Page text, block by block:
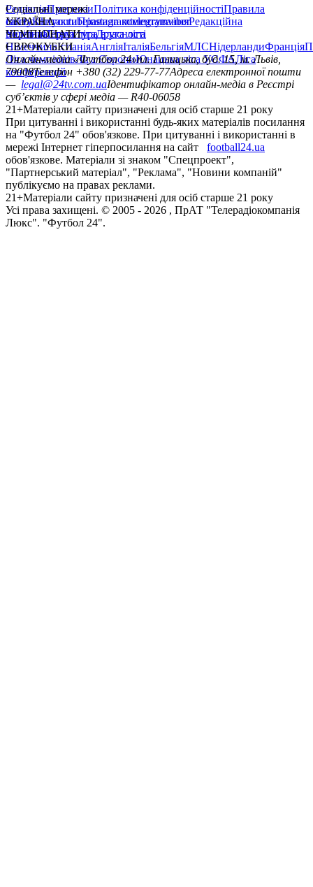
РедакціяПрогнозиПолітика конфіденційностіПравила
сайтуКонтактиПравила коментуванняРедакційна
політикаСтруктура власності
Соціальні мережі
facebookxyoutubeinstagramtelegramviber
УКРАЇНА
УкраїнаПерша лігаДруга ліга
ЧЕМПІОНАТИ
НімеччинаІспаніяАнгліяІталіяБельгіяМЛСНідерландиФранція
ЄВРОКУБКИ
Ліга чемпіонівЛіга ЄвропиЮнацька ліга УЄФАЛіга
конференцій
Онлайн-медіа «Футбол 24»пл. Галицька, буд. 15, м. Львів,
79008Телефон +380 (32) 229-77-77Адреса електронної пошти
— legal@24tv.com.uaІдентифікатор онлайн-медіа в Реєстрі
суб’єктів у сфері медіа — R40-06058
21+Матеріали сайту призначені для осіб старше 21 року
При цитуванні і використанні будь-яких матеріалів посилання
на "Футбол 24" обов'язкове. При цитуванні і використанні в
мережі Інтернет гіперпосилання на сайт
football24.ua
обов'язкове. Матеріали зі знаком "Спецпроект",
"Партнерський матеріал", "Реклама", "Новини компаній"
публікуємо на правах реклами.
21+Матеріали сайту призначені для осіб старше 21 року
Усi права захищенi. © 2005 - 2026 , ПрАТ "Телерадіокомпанія
Люкс". "Футбол 24".